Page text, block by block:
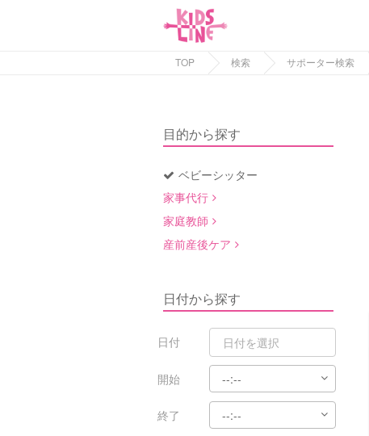
TOP 検索 サポーター検索
目的から探す
ベビーシッター
家事代行
家庭教師
産前産後ケア
日付から探す
日付
開始
終了